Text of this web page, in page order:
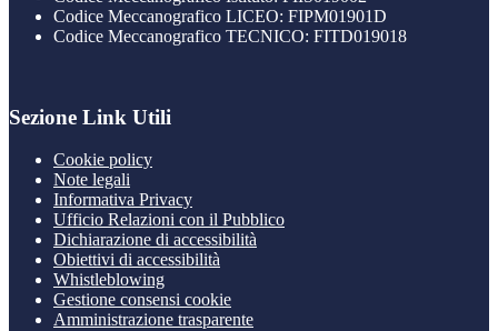
Codice Meccanografico LICEO: FIPM01901D
Codice Meccanografico TECNICO: FITD019018
Sezione Link Utili
Cookie policy
Note legali
Informativa Privacy
Ufficio Relazioni con il Pubblico
Dichiarazione di accessibilità
Obiettivi di accessibilità
Whistleblowing
Gestione consensi cookie
Amministrazione trasparente